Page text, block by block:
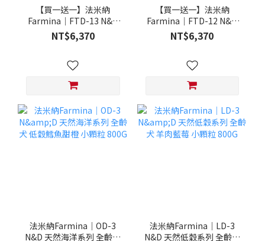
【買一送一】法米納
Farmina｜FTD-13 N&D
天然培育系列-全齡犬-頂級
鮭魚-潔牙顆粒 20KG §下
NT$6,370
【買一送一】法米納
Farmina｜FTD-12 N&D
天然培育系列-全齡犬-頂級
雞肉-潔牙顆粒 20KG §下
NT$6,370
法米納Farmina｜OD-3
N&D 天然海洋系列 全齡犬
法米納Farmina｜LD-3
N&D 天然低穀系列 全齡犬